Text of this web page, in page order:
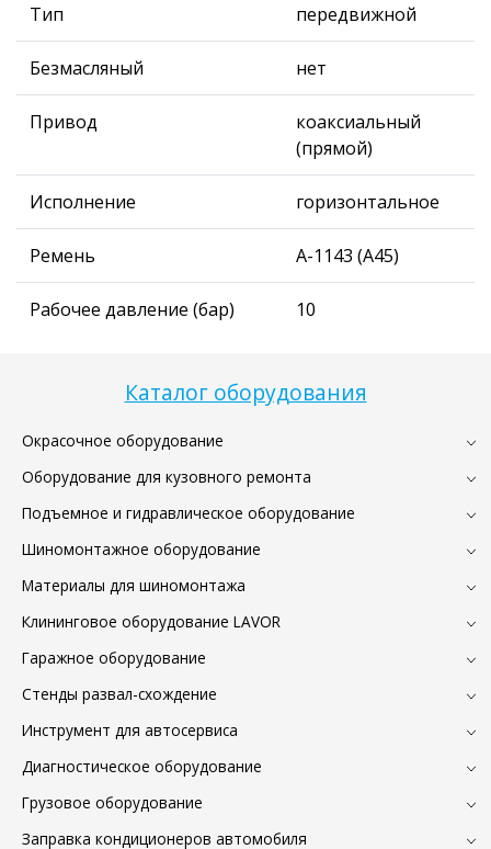
Каталог оборудования
Окрасочное оборудование
Оборудование для кузовного ремонта
Подъемное и гидравлическое оборудование
Шиномонтажное оборудование
Материалы для шиномонтажа
Клининговое оборудование LAVOR
Гаражное оборудование
Стенды развал-схождение
Инструмент для автосервиса
Диагностическое оборудование
Грузовое оборудование
Заправка кондиционеров автомобиля
Тип передвижной
Безмасляный нет
Привод
коаксиальный
(прямой)
Исполнение горизонтальное
Ремень А-1143 (А45)
Рабочее давление (бар) 10